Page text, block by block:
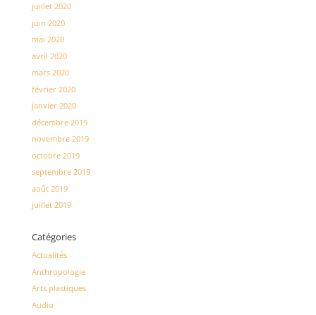
juillet 2020
juin 2020
mai 2020
avril 2020
mars 2020
février 2020
janvier 2020
décembre 2019
novembre 2019
octobre 2019
septembre 2019
août 2019
juillet 2019
Catégories
Actualités
Anthropologie
Arts plastiques
Audio